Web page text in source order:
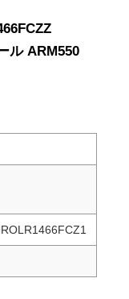
ル ARM550